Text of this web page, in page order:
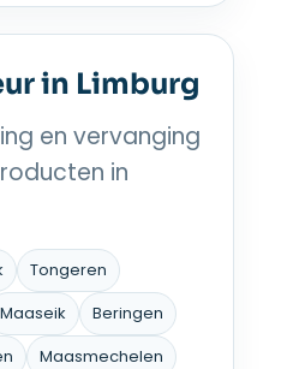
in Limburg
en vervanging
in
Tongeren
Maaseik
Beringen
Maasmechelen